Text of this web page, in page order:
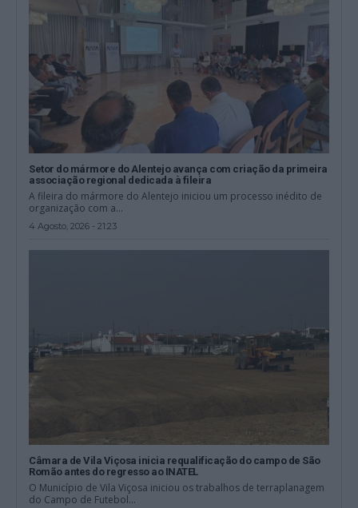
Setor do mármore do Alentejo avança com criação da primeira
associação regional dedicada à fileira
A fileira do mármore do Alentejo iniciou um processo inédito de
organização com a...
4 Agosto, 2026 - 21:23
Câmara de Vila Viçosa inicia requalificação do campo de São
Romão antes do regresso ao INATEL
O Município de Vila Viçosa iniciou os trabalhos de terraplanagem
do Campo de Futebol...